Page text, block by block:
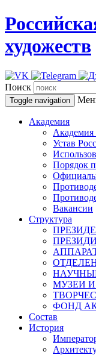
художеств
Поиск
Toggle navigation
Академия
Академия
Устав
Порядок
Вакансии
Структура
МУЗЕИ
ФОНД
Состав
История